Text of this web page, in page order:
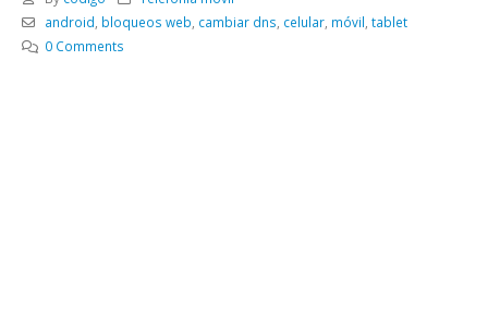
android bloqueos web cambiar dns celular, móvil tablet
0 Comments